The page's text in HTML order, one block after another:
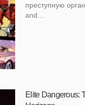
преступную
and...
Elite Dangerous: